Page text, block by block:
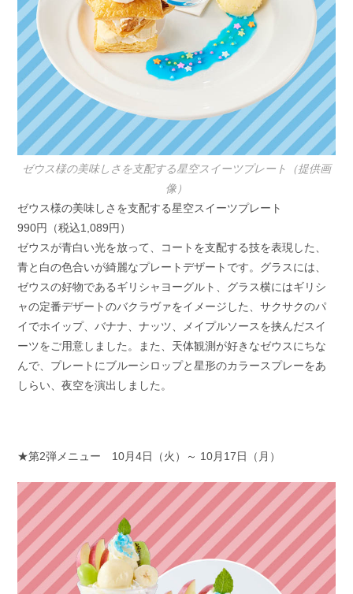
ゼウス様の美味しさを支配する星空スイーツプレート（提供画
像）
ゼウス様の美味しさを支配する星空スイーツプレート
990円（税込1,089円）
ゼウスが青白い光を放って、コートを支配する技を表現した、
青と白の色合いが綺麗なプレートデザートです。グラスには、
ゼウスの好物であるギリシャヨーグルト、グラス横にはギリシ
ャの定番デザートのバクラヴァをイメージした、サクサクのパ
イでホイップ、バナナ、ナッツ、メイプルソースを挟んだスイ
ーツをご用意しました。また、天体観測が好きなゼウスにちな
んで、プレートにブルーシロップと星形のカラースプレーをあ
しらい、夜空を演出しました。
★第2弾メニュー 10月4日（火）～ 10月17日（月）